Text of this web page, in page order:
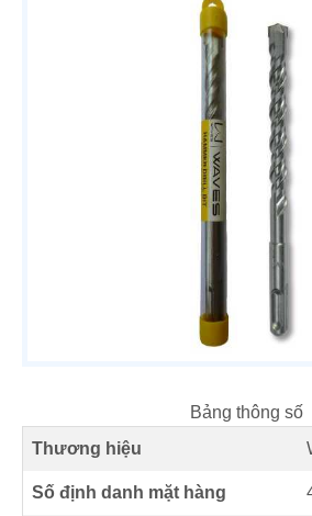
Bảng thông số
Thương hiệu
Số định danh mặt hàng